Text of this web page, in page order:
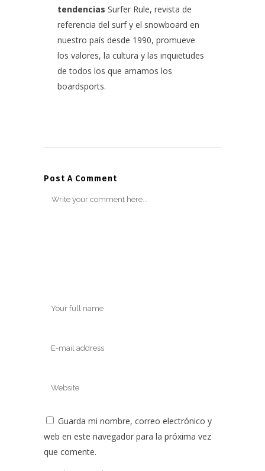
tendencias Surfer Rule, revista de
referencia del surf y el snowboard en
nuestro país desde 1990, promueve
los valores, la cultura y las inquietudes
de todos los que amamos los
boardsports.
Post A Comment
Guarda mi nombre, correo electrónico y
web en este navegador para la próxima vez
que comente.